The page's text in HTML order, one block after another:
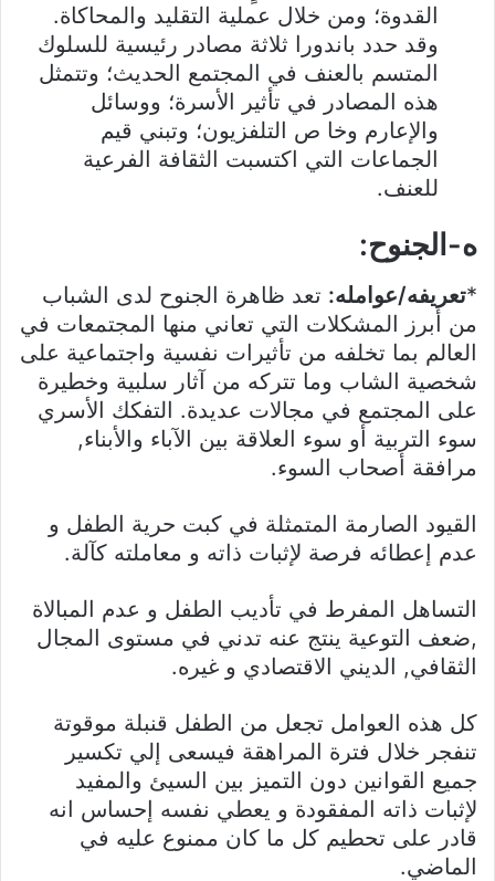
القدوة؛ ومن خلال عملية التقليد والمحاكاة.
وقد حدد باندورا ثلاثة مصادر رئيسية للسلوك
المتسم بالعنف في المجتمع الحديث؛ وتتمثل
هذه المصادر في تأثير الأسرة؛ ووسائل
والإعارم وخا ص التلفزيون؛ وتبني قيم
الجماعات التي اكتسبت الثقافة الفرعية
للعنف.
ه-الجنوح:
*تعريفه/عوامله: تعد ظاهرة الجنوح لدى الشباب
من أبرز المشكلات التي تعاني منها المجتمعات في
العالم بما تخلفه من تأثيرات نفسية واجتماعية على
شخصية الشاب وما تتركه من آثار سلبية وخطيرة
على المجتمع في مجالات عديدة. التفكك الأسري
سوء التربية أو سوء العلاقة بين الآباء والأبناء,
مرافقة أصحاب السوء.
القيود الصارمة المتمثلة في كبت حرية الطفل و
عدم إعطائه فرصة لإثبات ذاته و معاملته كآلة.
التساهل المفرط في تأديب الطفل و عدم المبالاة
,ضعف التوعية ينتج عنه تدني في مستوى المجال
الثقافي, الديني الاقتصادي و غيره.
كل هذه العوامل تجعل من الطفل قنبلة موقوتة
تنفجر خلال فترة المراهقة فيسعى إلي تكسير
جميع القوانين دون التميز بين السيئ والمفيد
لإثبات ذاته المفقودة و يعطي نفسه إحساس انه
قادر على تحطيم كل ما كان ممنوع عليه في
الماضي.